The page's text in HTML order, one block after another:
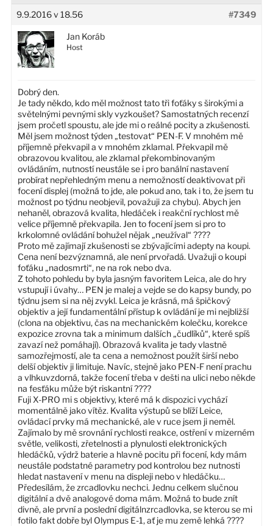
9.9.2016 v 18.56 #7349
Jan Koráb
Host
Dobrý den.
Je tady někdo, kdo měl možnost tato tři foťáky s širokými a
světelnými pevnými skly vyzkoušet? Samostatných recenzí
jsem pročetl spoustu, ale jde mi o reálné pocity a zkušenosti.
Měl jsem možnost týden „testovat“ PEN-F. V mnohém mě
příjemně překvapil a v mnohém zklamal. Překvapil mě
obrazovou kvalitou, ale zklamal překombinovaným
ovládáním, nutností neustále se i pro banální nastavení
probírat nepřehledným menu a nemožností deaktivovat při
focení displej (možná to jde, ale pokud ano, tak i to, že jsem tu
možnost po týdnu neobjevil, považuji za chybu). Abych jen
nehaněl, obrazová kvalita, hledáček i reakční rychlost mě
velice příjemně překvapila. Jen to focení jsem si pro to
krkolomné ovládání bohužel nějak „neužíval“ ????
Proto mě zajímají zkušenosti se zbývajícími adepty na koupi.
Cena není bezvýznamná, ale není prvořadá. Uvažuji o koupi
foťáku „nadosmrti“, ne na rok nebo dva.
Z tohoto pohledu by byla jasným favoritem Leica, ale do hry
vstupují i úvahy… PEN je malej a vejde se do kapsy bundy, po
týdnu jsem si na něj zvykl. Leica je krásná, má špičkový
objektiv a její fundamentální přístup k ovládání je mi nejbližší
(clona na objektivu, čas na mechanickém kolečku, korekce
expozice zrovna tak a minimum dalších „čudlíků“, které spíš
zavazí než pomáhají). Obrazová kvalita je tady vlastně
samozřejmostí, ale ta cena a nemožnost použít širší nebo
delší objektiv ji limituje. Navíc, stejně jako PEN-F není prachu
a vlhkuvzdorná, takže focení třeba v dešti na ulici nebo někde
na fesťáku může být riskantní ????
Fuji X-PRO mi s objektivy, které má k dispozici vychází
momentálně jako vítěz. Kvalita výstupů se blíží Leice,
ovládací prvky má mechanické, ale v ruce jsem ji neměl.
Zajímalo by mě srovnání rychlosti reakce, ostření v mizerném
světle, velikosti, zřetelnosti a plynulosti elektronických
hledáčků, výdrž baterie a hlavně pocitu při focení, kdy mám
neustále podstatné parametry pod kontrolou bez nutnosti
hledat nastavení v menu na displeji nebo v hledáčku…
Předesílám, že zrcadlovku nechci. Jednu celkem slučnou
digitální a dvě analogové doma mám. Možná to bude znít
divně, ale první a poslední digitálnzrcadlovka, se kterou se mi
fotilo fakt dobře byl Olympus E-1, ať je mu země lehká ????